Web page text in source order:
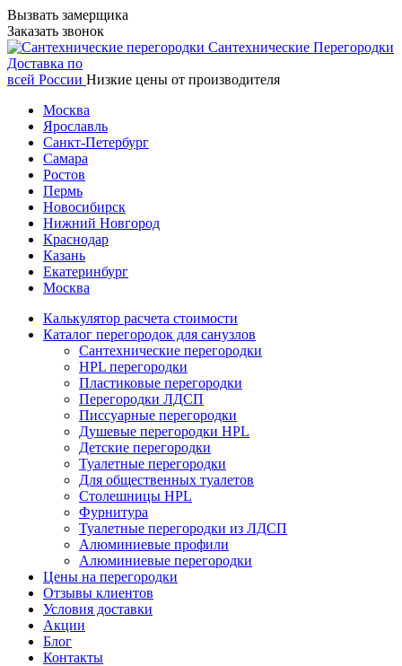
Вызвать замерщика
Заказать звонок
Сантехнические Перегородки
Доставка по
всей России Низкие цены от производителя
Москва
Ярославль
Санкт-Петербург
Самара
Ростов
Пермь
Новосибирск
Нижний Новгород
Краснодар
Казань
Екатеринбург
Москва
Калькулятор расчета стоимости
Каталог перегородок для санузлов
Сантехнические перегородки
HPL перегородки
Пластиковые перегородки
Перегородки ЛДСП
Писсуарные перегородки
Душевые перегородки HPL
Детские перегородки
Туалетные перегородки
Для общественных туалетов
Столешницы HPL
Фурнитура
Туалетные перегородки из ЛДСП
Алюминиевые профили
Алюминиевые перегородки
Цены на перегородки
Отзывы клиентов
Условия доставки
Акции
Блог
Контакты